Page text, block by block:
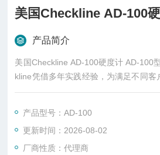
美国Checkline AD-100
产品简介
美国Checkline AD-100硬度计 AD-100
kline凭借多年实践经验，为满足不同客
计。AD-100不仅稳定性高，还可以满
AD-100系列有7个型号，分别进行不同
A, B, C, D, DO, O, OO, Asker C.
产品型号：AD-100
更新时间：2026-08-02
厂商性质：代理商